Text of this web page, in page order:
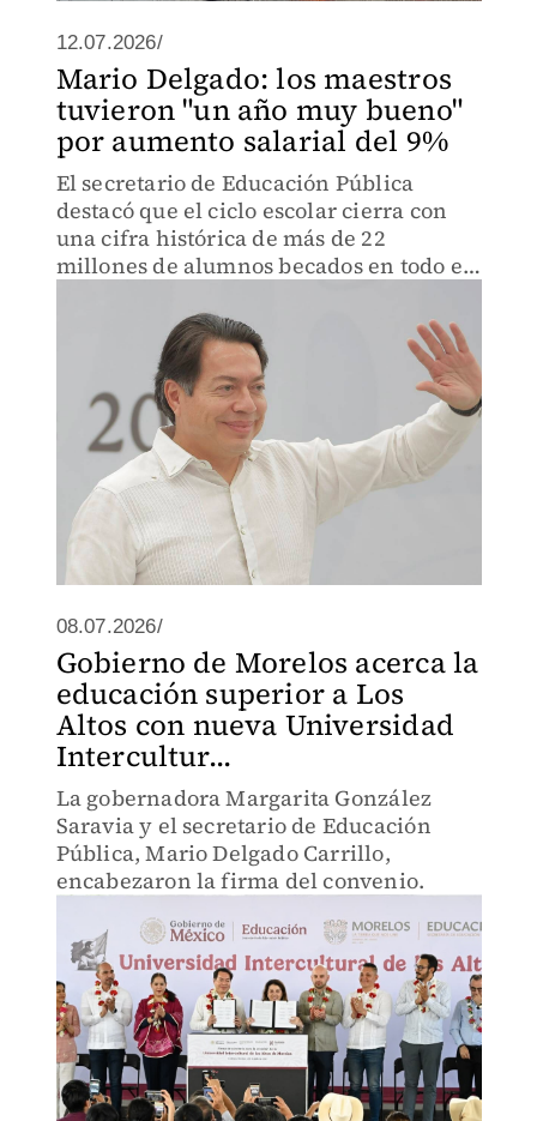
12.07.2026/
Mario Delgado: los maestros
tuvieron "un año muy bueno"
por aumento salarial del 9%
El secretario de Educación Pública
destacó que el ciclo escolar cierra con
una cifra histórica de más de 22
millones de alumnos becados en todo el
08.07.2026/
Gobierno de Morelos acerca la
educación superior a Los
Altos con nueva Universidad
Intercultur...
La gobernadora Margarita González
Saravia y el secretario de Educación
Pública, Mario Delgado Carrillo,
encabezaron la firma del convenio.